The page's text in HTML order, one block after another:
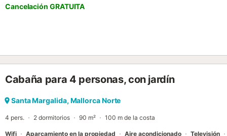
minutos en coche. La ciudad más grande de Inca está a unos 4
estos pueblos cercanos. Entrar en la propiedad a través de las
electrodomésticos. Hay una puerta que conduce desde la cocina
dormitorio doble con camas de cabina 90cm con vistas a la piscina
binoculares como el paisaje es increíble. Hay una 2 ª habitación
Cancelación GRATUITA
Cabaña para 4 personas, con jardín
Santa Margalida, Mallorca Norte
4 pers. 2 dormitorios 90 m² 100 m de la costa
Wifi Aparcamiento en la propiedad Aire acondicionado Televisión